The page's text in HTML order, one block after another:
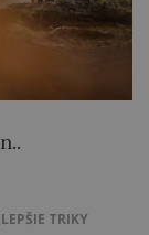
TRIKY